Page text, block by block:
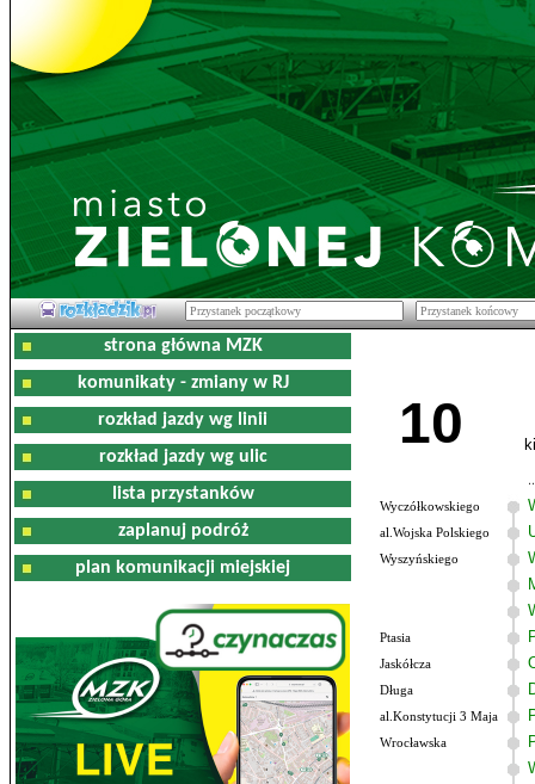
strona główna MZK
komunikaty - zmiany w RJ
rozkład jazdy wg linii
rozkład jazdy wg ulic
lista przystanków
zaplanuj podróż
plan komunikacji miejskiej
10
Wyczółkowskiego
al.Wojska Polskiego
Wyszyńskiego
Ptasia
Jaskółcza
Długa
al.Konstytucji 3 Maja
Wrocławska